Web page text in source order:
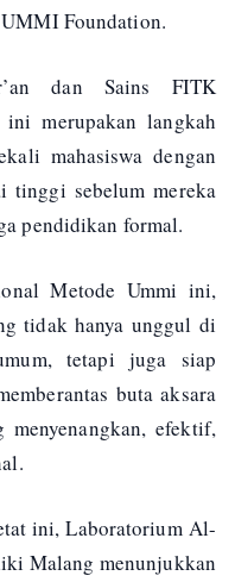
Foundation.
dan Sains FITK
ini merupakan langkah
mahasiswa dengan
sebelum mereka
pendidikan formal.
Metode Ummi ini,
tidak hanya unggul di
tetapi juga siap
buta aksara
menyenangkan, efektif,
ini, Laboratorium Al-
Malang menunjukkan